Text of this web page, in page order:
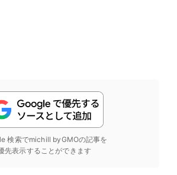
検索でmichill byGMOの記事を
先表示することができます